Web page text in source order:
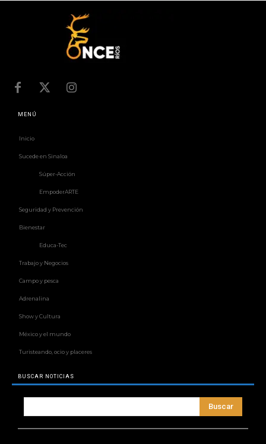
MENÚ
Inicio
Sucede en Sinaloa
Súper-Acción
EmpoderARTE
Seguridad y Prevención
Bienestar
Educa-Tec
Trabajo y Negocios
Campo y pesca
Adrenalina
Show y Cultura
México y el mundo
Turisteando, ocio y placeres
BUSCAR NOTICIAS
Buscar